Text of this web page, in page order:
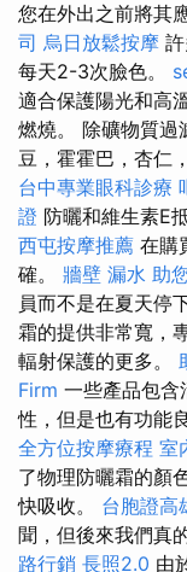
您在外出之前將其
司 烏日放鬆按摩
每天2-3次臉色。
適合保護陽光和高
燃燒。 除礦物質過
豆，霍霍巴，杏仁
台中專業眼科診療
證 防曬和維生素E
西屯按摩推薦 在購
確。 牆壁 漏水 助
員而不是在夏天停
霜的提供非常寬，
輻射保護的更多。
Firm 一些產品包含
性，但是也有功能
全方位按摩療程 室
了物理防曬霜的顏
快吸收。 台胞證高
聞，但後來我們真
路行銷 長照2.0 由